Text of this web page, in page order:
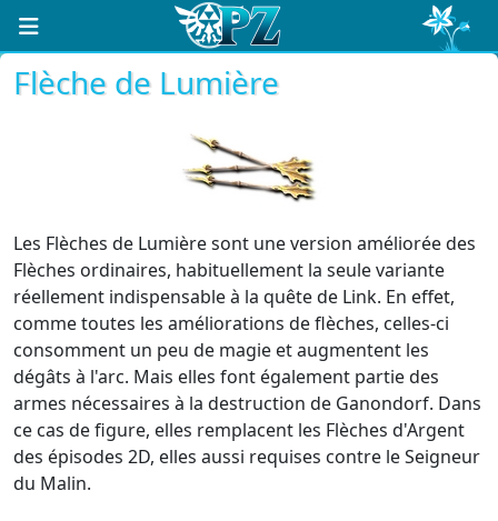
Flèche de Lumière
Les Flèches de Lumière sont une version améliorée des
Flèches ordinaires, habituellement la seule variante
réellement indispensable à la quête de Link. En effet,
comme toutes les améliorations de flèches, celles-ci
consomment un peu de magie et augmentent les
dégâts à l'arc. Mais elles font également partie des
armes nécessaires à la destruction de Ganondorf. Dans
ce cas de figure, elles remplacent les Flèches d'Argent
des épisodes 2D, elles aussi requises contre le Seigneur
du Malin.